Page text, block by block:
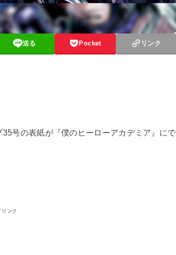
送る Pocket リンク
号の表紙が『僕のヒーローアカデミア』にで
リンク